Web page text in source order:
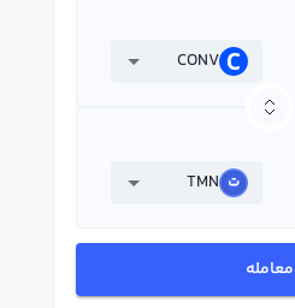
CONV
TMN
معامله